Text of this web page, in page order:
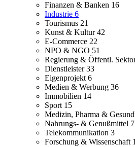
Finanzen & Banken 16
Industrie 6
Tourismus 21
Kunst & Kultur42
E-Commerce 22
NPO & NGO 51
Regierung & Öffentl.
Dienstleister33
Eigenprojekt 6
Medien & Werbung 36
Immobilien 14
Sport 15
Medizin, Pharma &
Nahrungs- & Genußmittel 7
Telekommunikation 3
Forschung & Wissenschaft 1